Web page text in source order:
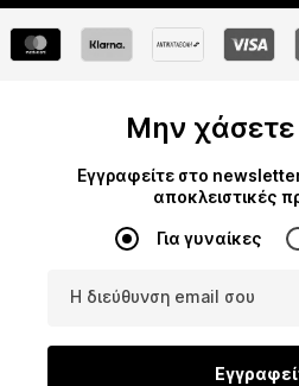
Μην χάσετε
Εγγραφείτε στο
αποκλειστικές
Για γυναίκες
Η διεύθυνση email σου